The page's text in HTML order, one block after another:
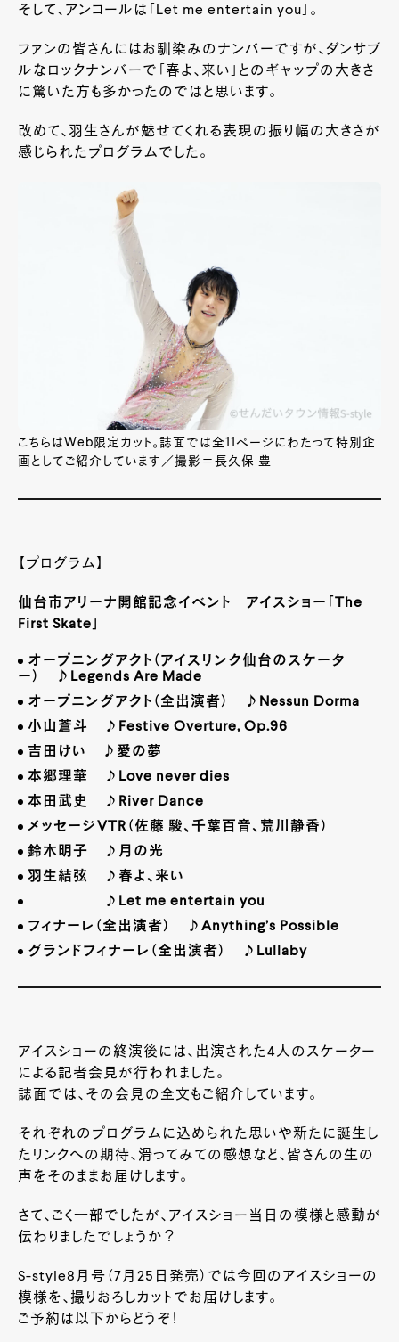
そして、アンコールは「Let me entertain you」。
ファンの皆さんにはお馴染みのナンバーですが、ダンサブ
ルなロックナンバーで「春よ、来い」とのギャップの大きさ
に驚いた方も多かったのではと思います。
改めて、羽生さんが魅せてくれる表現の振り幅の大きさが
感じられたプログラムでした。
こちらはWeb限定カット。誌面では全11ページにわたって特別企
画としてご紹介しています／撮影＝長久保 豊
【プログラム】
仙台市アリーナ開館記念イベント アイスショー「The
First Skate」
オープニングアクト（アイスリンク仙台のスケータ
ー） ♪ Legends Are Made
オープニングアクト（全出演者） ♪ Nessun Dorma
小山蒼斗 ♪ Festive Overture, Op.96
吉田けい ♪愛の夢
本郷理華 ♪ Love never dies
本田武史 ♪ River Dance
メッセージ VTR（佐藤 駿、千葉百音、荒川静香）
鈴木明子 ♪月の光
羽生結弦 ♪春よ、来い
♪ Let me entertain you
フィナーレ（全出演者） ♪ Anything’s Possible
グランドフィナーレ（全出演者） ♪ Lullaby
アイスショーの終演後には、出演された4人のスケーター
による記者会見が行われました。
誌面では、その会見の全文もご紹介しています。
それぞれのプログラムに込められた思いや新たに誕生し
たリンクへの期待、滑ってみての感想など、皆さんの生の
声をそのままお届けします。
さて、ごく一部でしたが、アイスショー当日の模様と感動が
伝わりましたでしょうか？
S-style8月号（7月25日発売）では今回のアイスショーの
模様を、撮りおろしカットでお届けします。
ご予約は以下からどうぞ！